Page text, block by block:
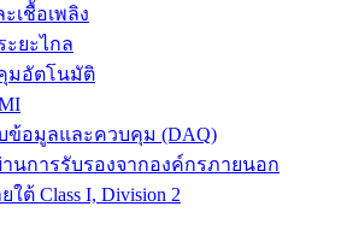
เชื้อเพลิง
ะยะไกล
มอัตโนมัติ
ข้อมูลและควบคุม (DAQ)
นการรับรองจากองค์กรภายนอก
ต้ Class I, Division 2